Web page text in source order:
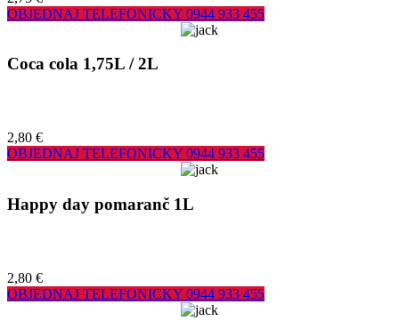
OBJEDNAJ TELEFONICKY 0944 933 455
Coca cola 1,75L / 2L
2,80 €
OBJEDNAJ TELEFONICKY 0944 933 455
Happy day pomaranč 1L
2,80 €
OBJEDNAJ TELEFONICKY 0944 933 455